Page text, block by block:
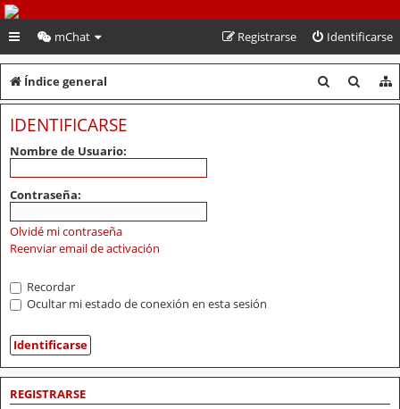
PeruVoley.com
mChat Identificarse
Registrarse
Índice general
u
u
IDENTIFICARSE
Nombre de Usuario:
Contraseña:
Olvidé mi contraseña
Reenviar email de activación
Recordar
Ocultar mi estado de conexión en esta sesión
REGISTRARSE